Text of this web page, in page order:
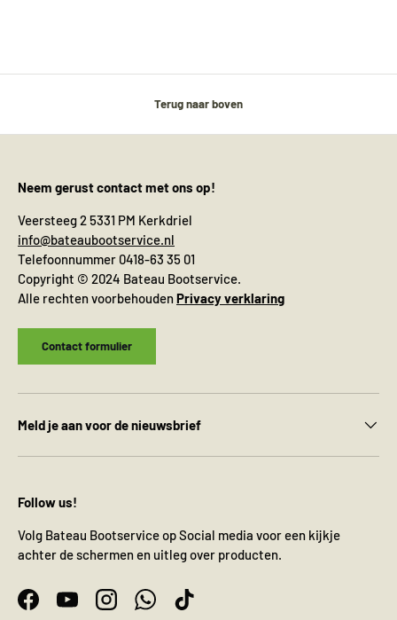
Terug naar boven
Neem gerust contact met ons op!
Veersteeg 2 5331 PM Kerkdriel
info@bateaubootservice.nl
Telefoonnummer 0418-63 35 01
Copyright © 2024 Bateau Bootservice.
Alle rechten voorbehoudenPrivacy verklaring
Contact formulier
Meld je aan voor de nieuwsbrief
Follow us!
Volg Bateau Bootservice op Social media voor een kijkje
achter de schermen en uitleg over producten.
FacebookYouTubeInstagramWhatsAppTikTok